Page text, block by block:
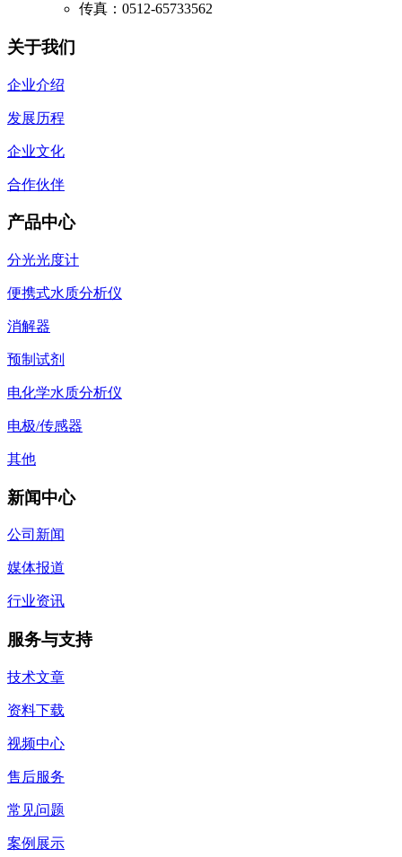
传真：0512-65733562
关于我们
企业介绍
发展历程
企业文化
合作伙伴
产品中心
分光光度计
便携式水质分析仪
消解器
预制试剂
电化学水质分析仪
电极/传感器
其他
新闻中心
公司新闻
媒体报道
行业资讯
服务与支持
技术文章
资料下载
视频中心
售后服务
常见问题
案例展示